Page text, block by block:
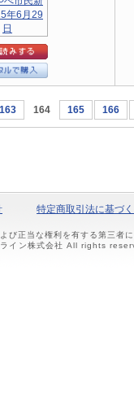
163 164 165 166
特定商取引法に基づ
正当な権利を有する第三者
イン株式会社 All rights